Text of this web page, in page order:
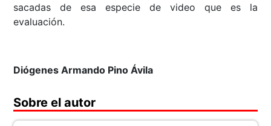
sacadas de esa especie de video que es la
evaluación.
Diógenes Armando Pino Ávila
Sobre el autor